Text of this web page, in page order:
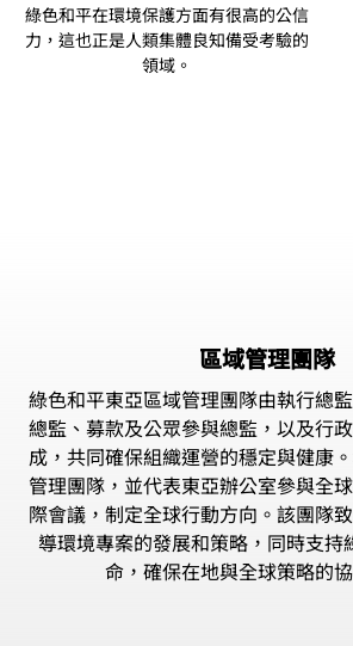
綠色和平在環境保護方面有很高的公信
力，這也正是人類集體良知備受考驗的
領域。
區域管理團隊
綠色和平東亞區域管理團隊由執行總
總監、募款及公眾參與總監，以及行
成，共同確保組織運營的穩定與健康
管理團隊，並代表東亞辦公室參與全
際會議，制定全球行動方向。該團隊
導環境專案的發展和策略，同時支持
命，確保在地與全球策略的